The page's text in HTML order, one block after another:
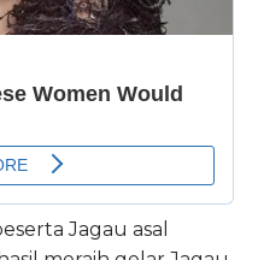
Jagau asal